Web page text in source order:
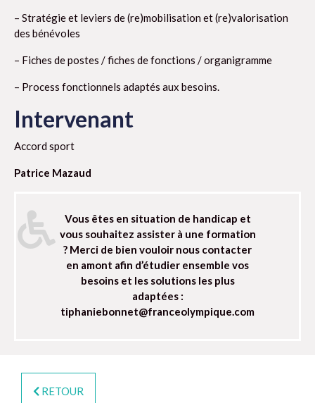
– Stratégie et leviers de (re)mobilisation et (re)valorisation
des bénévoles
– Fiches de postes / fiches de fonctions / organigramme
– Process fonctionnels adaptés aux besoins.
Intervenant
Accord sport
Patrice Mazaud
Vous êtes en situation de handicap et
vous souhaitez assister à une formation
? Merci de bien vouloir nous contacter
en amont afin d’étudier ensemble vos
besoins et les solutions les plus
adaptées :
tiphaniebonnet@franceolympique.com
RETOUR